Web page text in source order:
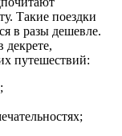
Такие поездки
в разы дешевле.
декрете,
путешествий: